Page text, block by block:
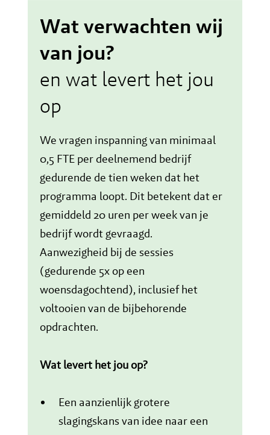
Wat verwachten wij
van jou?
en wat levert het jou
op
We vragen inspanning van minimaal
0,5 FTE per deelnemend bedrijf
gedurende de tien weken dat het
programma loopt. Dit betekent dat er
gemiddeld 20 uren per week van je
bedrijf wordt gevraagd.
Aanwezigheid bij de sessies
(gedurende 5x op een
woensdagochtend), inclusief het
voltooien van de bijbehorende
opdrachten.
Wat levert het jou op?
Een aanzienlijk grotere
slagingskans van idee naar een